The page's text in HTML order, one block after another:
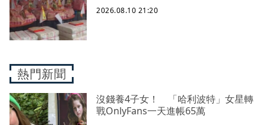
2026.08.10 21:20
熱門新聞
沒錢養4子女！ 「哈利波特」女星轉
戰OnlyFans一天進帳65萬